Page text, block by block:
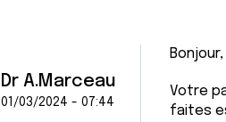
Dr A.Marceau
01/03/2024 - 07:44
Bonjour,
Votre
faites